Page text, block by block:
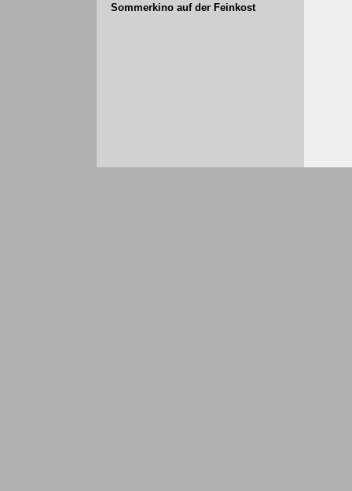
Sommerkino auf der Feinkost